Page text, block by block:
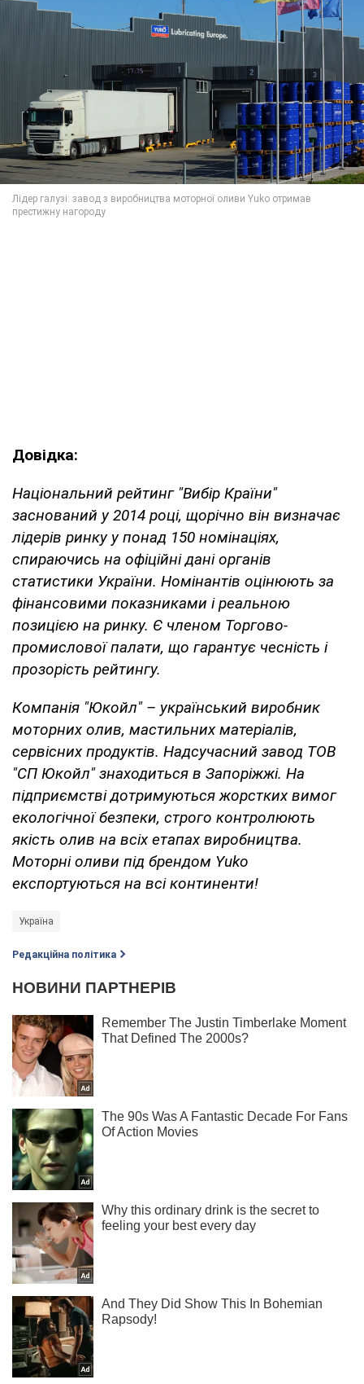
Довідка:
Національний рейтинг "Вибір Країни"
заснований у 2014 році, щорічно він визначає
лідерів ринку у понад 150 номінаціях,
спираючись на офіційні дані органів
статистики України. Номінантів оцінюють за
фінансовими показниками і реальною
позицією на ринку. Є членом Торгово-
промислової палати, що гарантує чесність і
прозорість рейтингу.
Компанія "Юкойл" – український виробник
моторних олив, мастильних матеріалів,
сервісних продуктів. Надсучасний завод ТОВ
"СП Юкойл" знаходиться в Запоріжжі. На
підприємстві дотримуються жорстких вимог
екологічної безпеки, строго контролюють
якість олив на всіх етапах виробництва.
Моторні оливи під брендом Yuko
експортуються на всі континенти!
Україна
Редакційна політика